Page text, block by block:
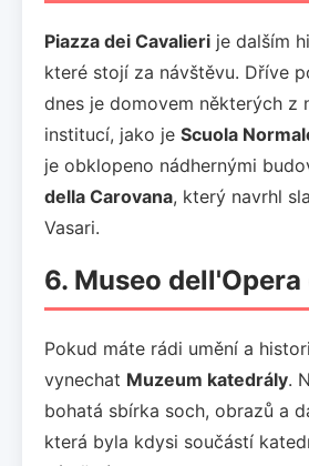
Piazza dei Cavalieri je dalším
které stojí za návštěvu. Dříve
dnes je domovem některých z
institucí, jako je Scuola
je obklopeno nádhernými
della Carovana, který navrhl
Vasari.
6. Museo
Pokud máte rádi umění a
vynechat Muzeum katedrály.
bohatá sbírka soch, obrazů a
která byla kdysi součástí